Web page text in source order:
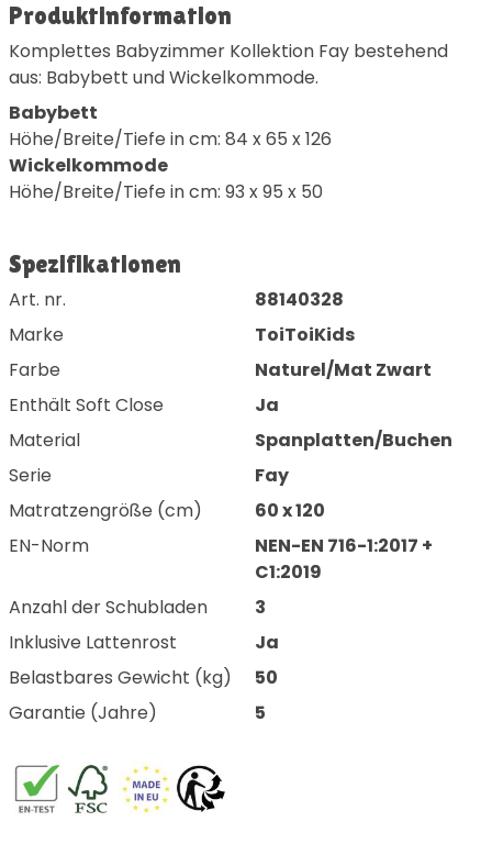
Produktinformation
Komplettes Babyzimmer Kollektion Fay bestehend
aus: Babybett und Wickelkommode.
Babybett
Höhe/Breite/Tiefe in cm: 84 x 65 x 126
Wickelkommode
Höhe/Breite/Tiefe in cm: 93 x 95 x 50
Spezifikationen
Art. nr.
88140328
Marke
ToiToiKids
Farbe
Naturel/Mat Zwart
Enthält Soft Close
Ja
Material
Spanplatten/Buchen
Serie
Fay
Matratzengröße (cm)
60 x 120
EN-Norm
NEN-EN 716-1:2017 +
C1:2019
Anzahl der Schubladen
3
Inklusive Lattenrost
Ja
Belastbares Gewicht (kg)
50
Garantie (Jahre)
5